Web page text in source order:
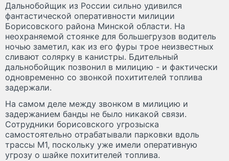
Дальнобойщик из России сильно удивился
фантастической оперативности милиции
Борисовского района Минской области. На
неохраняемой стоянке для большегрузов водитель
ночью заметил, как из его фуры трое неизвестных
сливают солярку в канистры. Бдительный
дальнобойщик позвонил в милицию - и фактически
одновременно со звонкой похитителей топлива
задержали.
На самом деле между звонком в милицию и
задержанием банды не было никакой связи.
Сотрудники борисовского угрозыска
самостоятельно отрабатывали парковки вдоль
трассы М1, поскольку уже имели оперативную
угрозу о шайке похитителей топлива.